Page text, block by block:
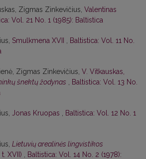
Zigmas Zinkevičius, Valentinas
Vol. 21 No. 1 (1985): Baltistica
Smulkmena XVII
Baltistica: Vol. 11 No.
Zigmas Zinkevičius, V. Vitkauskas,
šnektų žodynas
Baltistica: Vol. 13 No.
Jonas Kruopas
Baltistica: Vol. 12 No. 1
Lietuvių arealinės lingvistikos
t. XVII)
Baltistica: Vol. 14 No. 2 (1978):